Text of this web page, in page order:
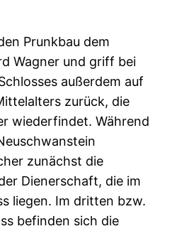
Prunkbau dem
Wagner und griff bei
außerdem auf
zurück, die
wiederfindet. Während
zunächst die
Dienerschaft, die im
liegen. Im dritten bzw.
befinden sich die